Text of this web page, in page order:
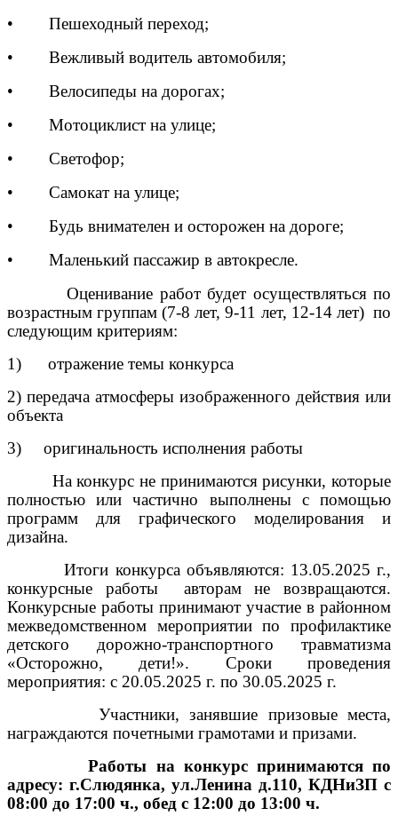
•
Пешеходный переход;
•
Вежливый водитель автомобиля;
•
Велосипеды на дорогах;
•
Мотоциклист на улице;
•
Светофор;
•
Самокат на улице;
•
Будь внимателен и осторожен на дороге;
•
Маленький пассажир в автокресле.
Оценивание работ будет осуществляться по
возрастным группам (7-8 лет, 9-11 лет, 12-14 лет) по
следующим критериям:
1)
отражение темы конкурса
2) передача атмосферы изображенного действия или
объекта
3)
оригинальность исполнения работы
На конкурс не принимаются рисунки, которые
полностью или частично выполнены с помощью
программ для графического моделирования и
дизайна.
Итоги конкурса объявляются: 13.05.2025 г.,
конкурсные работы
авторам не возвращаются.
Конкурсные работы принимают участие в районном
межведомственном мероприятии по профилактике
детского дорожно-транспортного травматизма
«Осторожно, дети!». Сроки проведения
мероприятия: с 20.05.2025 г. по 30.05.2025 г.
Участники, занявшие призовые места,
награждаются почетными грамотами и призами.
Работы на конкурс принимаются по
адресу: г.Слюдянка, ул.Ленина д.110, КДНиЗП с
08:00 до 17:00 ч., обед с 12:00 до 13:00 ч.